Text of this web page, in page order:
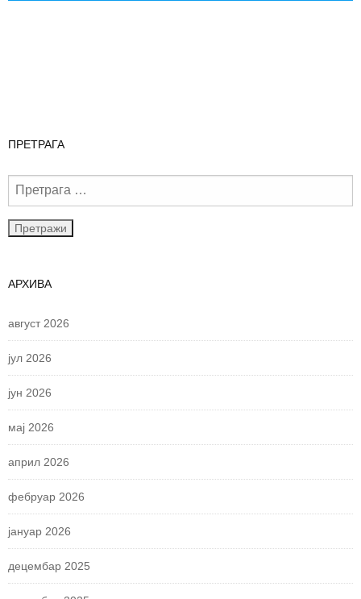
ПРЕТРАГА
АРХИВА
август 2026
јул 2026
јун 2026
мај 2026
април 2026
фебруар 2026
јануар 2026
децембар 2025